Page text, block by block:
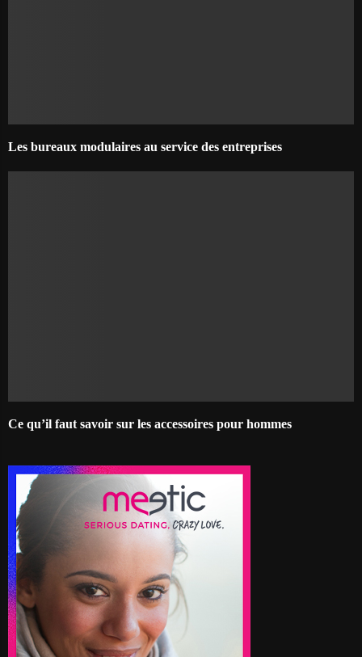
Les bureaux modulaires au service des entreprises
Ce qu’il faut savoir sur les accessoires pour hommes